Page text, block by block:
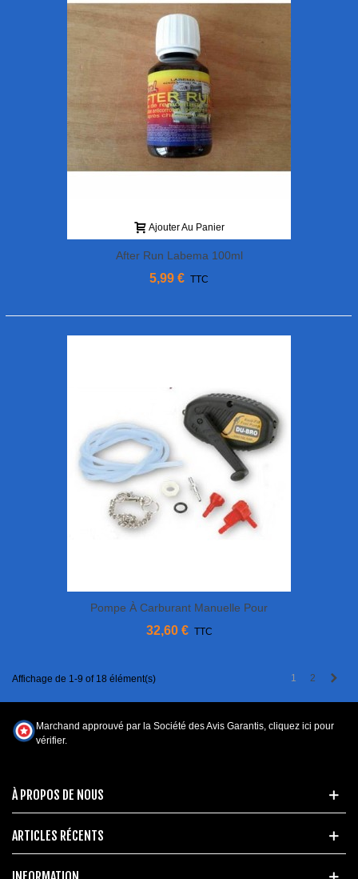
Ajouter Au Panier
After Run Labema 100ml
5,99 € TTC
Pompe À Carburant Manuelle Pour
Essence
32,60 € TTC
Affichage de 1-9 of 18 élément(s) 1 2
À PROPOS DE NOUS
ARTICLES RÉCENTS
Marchand approuvé par la Société des Avis Garantis, cliquez ici pour
vérifier.